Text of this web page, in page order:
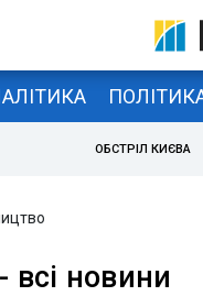
ОБСТРІЛ КИЄВА
всі новини